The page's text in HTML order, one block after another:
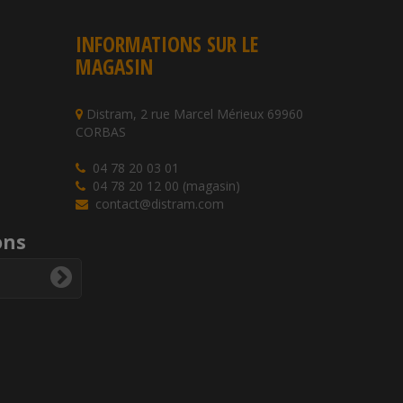
INFORMATIONS SUR LE
MAGASIN
Distram, 2 rue Marcel Mérieux 69960
CORBAS
04 78 20 03 01
04 78 20 12 00 (magasin)
contact@distram.com